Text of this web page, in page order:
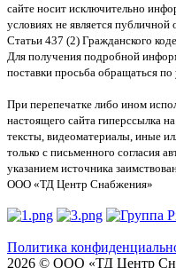
сайте носит исключительно
условиях не является
Статьи 437 (2) Гражданского
Для получения подробной
поставки просьба обращаться
При перепечатке либо ином
настоящего сайта гиперссылка
тексты, видеоматериалы, иные
только с письменного согласия
указанием источника
ООО «ТД Центр Снабжения»
Политика
2026 © ООО «ТД Центр